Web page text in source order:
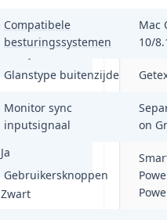
Bedrijf
Zwart
Ja
Zwart
Compatibele
besturingssystemen
Mac
10/
Glanstype buitenzijde
Monitor sync
inputsignaal
on
Gebruikersknoppen